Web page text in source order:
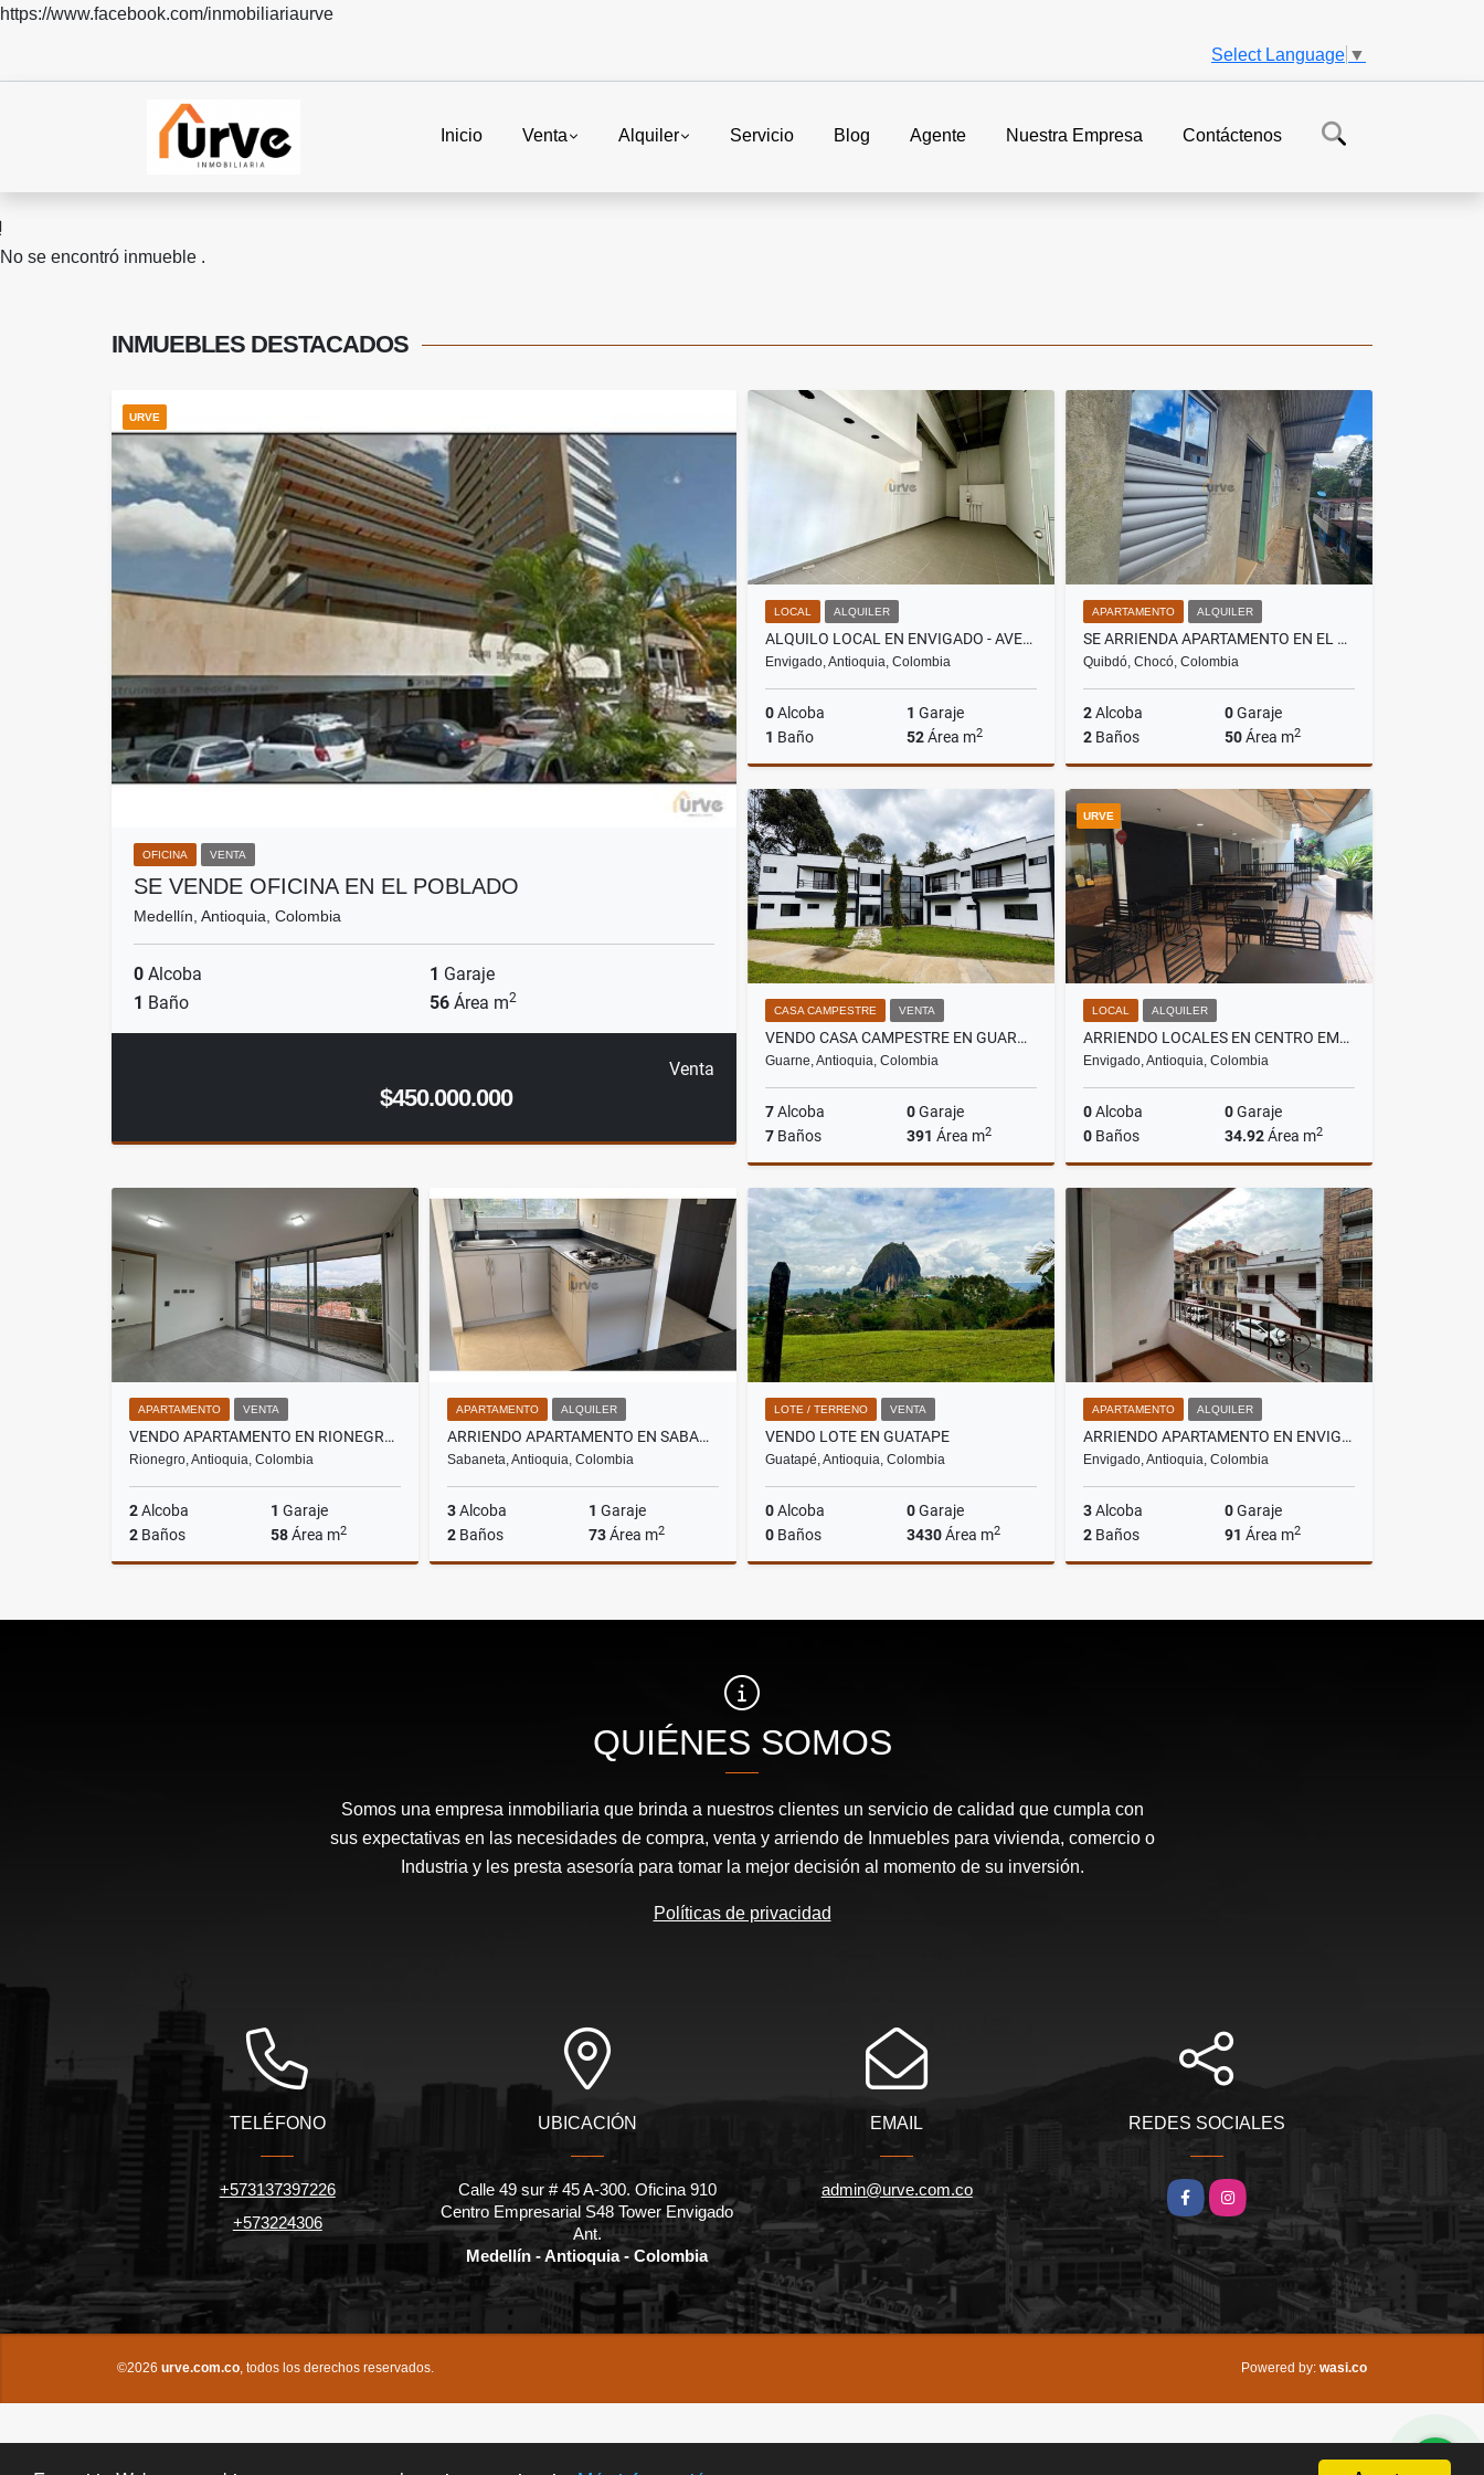
https://www.facebook.com/inmobiliariaurve
Select Language ▼
Inicio Venta Alquiler Servicio Blog Agente Nuestra Empresa Contáctenos
No se encontró inmueble .
INMUEBLES DESTACADOS
URVE
OFICINA VENTA
SE VENDE OFICINA EN EL POBLADO
Medellín, Antioquia, Colombia
0 Alcoba 1 Garaje
1 Baño 56 Área m2
Venta
$450.000.000
LOCAL ALQUILER
ALQUILO LOCAL EN ENVIGADO - AVENIDA LAS VEGAS
Envigado, Antioquia, Colombia
0Alcoba 1 Garaje
1 Baño 52Área m2
Alquiler
$4.900.000
APARTAMENTO ALQUILER
SE ARRIENDA APARTAMENTO EN EL BARRIO ZONA MINERA EN QUIBDO
Quibdó, Chocó, Colombia
2Alcoba 0Garaje
2 Baños 50Área m2
Alquiler
$750.000
CASA CAMPESTRE VENTA
VENDO CASA CAMPESTRE EN GUARNE VEREDA MONTAÑEZ
Guarne, Antioquia, Colombia
7Alcoba 0Garaje
7 Baños 391 Área m2
Venta
$2.240.000.000
URVE
LOCAL ALQUILER
ARRIENDO LOCALES EN CENTRO EMPRESARIAL EN ENVIGADO
Envigado, Antioquia, Colombia
0Alcoba 0Garaje
0 Baños 34.92Área m2
Alquiler
$3.492.000
APARTAMENTO VENTA
VENDO APARTAMENTO EN RIONEGRO SECTOR BARROBLANCO
Rionegro, Antioquia, Colombia
2Alcoba 1 Garaje
2 Baños 58Área m2
$535.000.000
APARTAMENTO ALQUILER
ARRIENDO APARTAMENTO EN SABANETA
Sabaneta, Antioquia, Colombia
3Alcoba 1 Garaje
2 Baños 73Área m2
$3.000.000
LOTE / TERRENO VENTA
VENDO LOTE EN GUATAPE
Guatapé, Antioquia, Colombia
0Alcoba 0Garaje
0 Baños 3430Área m2
$500.000.000
APARTAMENTO ALQUILER
ARRIENDO APARTAMENTO EN ENVIGADO BARRIO MESA
Envigado, Antioquia, Colombia
3Alcoba 0Garaje
2 Baños 91 Área m2
$2.750.000
QUIÉNES SOMOS
Somos una empresa inmobiliaria que brinda a nuestros clientes un servicio de calidad que cumpla con
sus expectativas en las necesidades de compra, venta y arriendo de Inmuebles para vivienda, comercio o
Industria y les presta asesoría para tomar la mejor decisión al momento de su inversión.
Políticas de privacidad
TELÉFONO
+573137397226
+573224306
UBICACIÓN
Calle 49 sur # 45 A-300. Oficina 910
Centro Empresarial S48 Tower Envigado
Ant.
Medellín - Antioquia - Colombia
EMAIL
admin@urve.com.co
REDES SOCIALES
Facebook
Instagram
©2026 urve.com.co, todos los derechos reservados. Powered by: wasi.co